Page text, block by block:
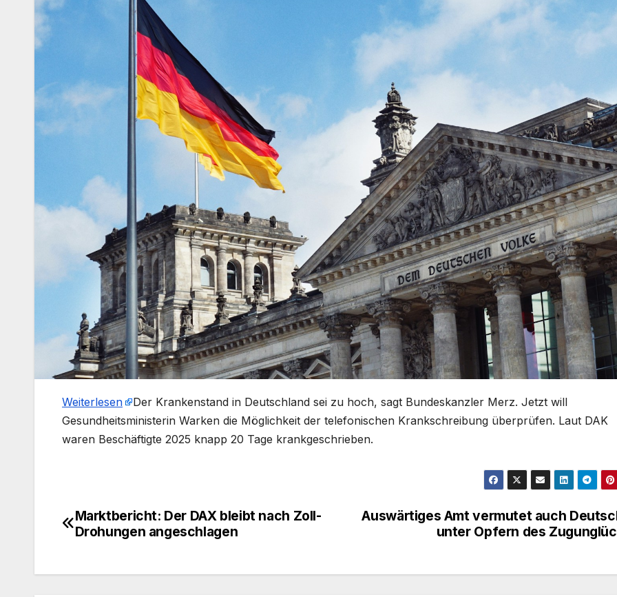
Weiterlesen
​Der Krankenstand in Deutschland sei zu hoch, sagt Bundeskanzler Merz. Jetzt will
Gesundheitsministerin Warken die Möglichkeit der telefonischen Krankschreibung überprüfen. Laut DAK
waren Beschäftigte 2025 knapp 20 Tage krankgeschrieben.
Beitragsnavigation
Auswärtiges Amt vermutet auch
unter Opfern des
Marktbericht: Der DAX bleibt nach Zoll-
Drohungen angeschlagen